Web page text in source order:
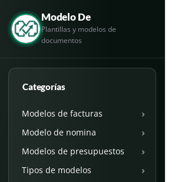
Modelo De
Plantillas y modelos de
documentos
Categorías
Modelos de facturas ›
Modelo de nomina ›
Modelos de presupuestos ›
Tipos de modelos ›